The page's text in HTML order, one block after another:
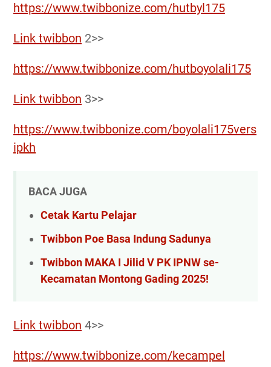
https://www.twibbonize.com/hutbyl175
Link twibbon 2>>
https://www.twibbonize.com/hutboyolali175
Link twibbon 3>>
https://www.twibbonize.com/boyolali175vers
ipkh
BACA JUGA
Cetak Kartu Pelajar
Twibbon Poe Basa Indung Sadunya
Twibbon MAKA I Jilid V PK IPNW se-
Kecamatan Montong Gading 2025!
Link twibbon 4>>
https://www.twibbonize.com/kecampel